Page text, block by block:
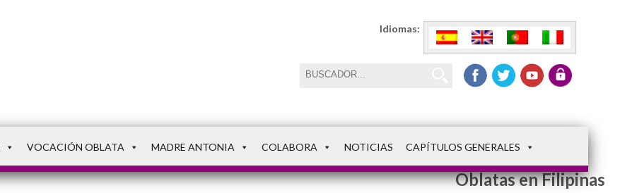
Idiomas:
VOCACIÓN OBLATA MADRE ANTONIA COLABORA NOTICIAS CAPÍTULOS GENERALES
Oblatas en Filipinas